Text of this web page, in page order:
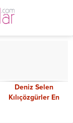
Deniz Selen
Kılıçözgürler En